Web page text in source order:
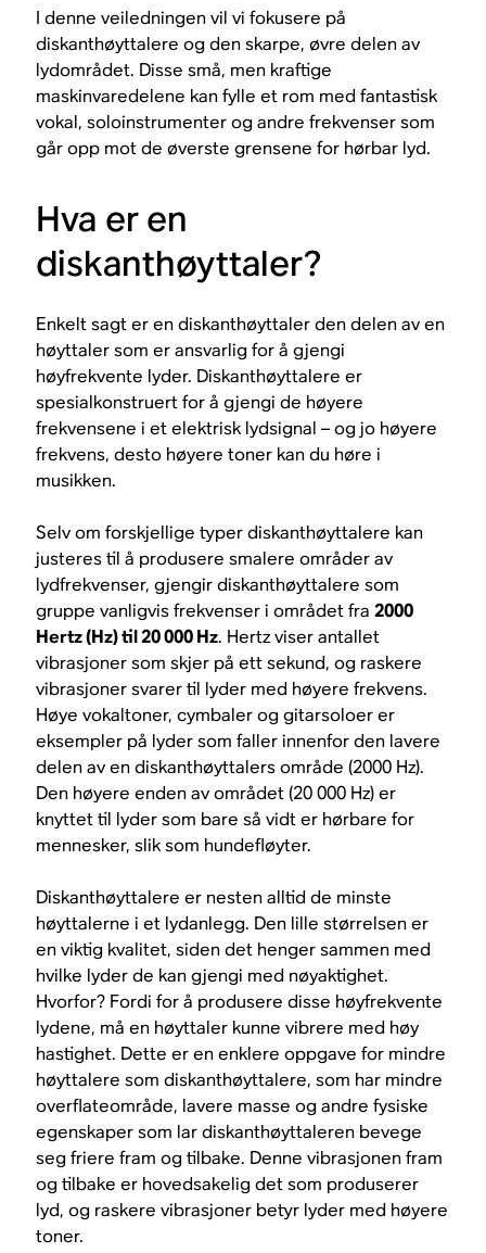
I denne veiledningen vil vi fokusere på
diskanthøyttalere og den skarpe, øvre delen av
lydområdet. Disse små, men kraftige
maskinvaredelene kan fylle et rom med fantastisk
vokal, soloinstrumenter og andre frekvenser som
går opp mot de øverste grensene for hørbar lyd.
Hva er en
diskanthøyttaler?
Enkelt sagt er en diskanthøyttaler den delen av en
høyttaler som er ansvarlig for å gjengi
høyfrekvente lyder. Diskanthøyttalere er
spesialkonstruert for å gjengi de høyere
frekvensene i et elektrisk lydsignal – og jo høyere
frekvens, desto høyere toner kan du høre i
musikken.
Selv om forskjellige typer diskanthøyttalere kan
justeres til å produsere smalere områder av
lydfrekvenser, gjengir diskanthøyttalere som
gruppe vanligvis frekvenser i området fra2000
Hertz (Hz) til 20 000 Hz. Hertz viser antallet
vibrasjoner som skjer på ett sekund, og raskere
vibrasjoner svarer til lyder med høyere frekvens.
Høye vokaltoner, cymbaler og gitarsoloer er
eksempler på lyder som faller innenfor den lavere
delen av en diskanthøyttalers område (2000 Hz).
Den høyere enden av området (20 000 Hz) er
knyttet til lyder som bare så vidt er hørbare for
mennesker, slik som hundefløyter.
Diskanthøyttalere er nesten alltid de minste
høyttalerne i et lydanlegg. Den lille størrelsen er
en viktig kvalitet, siden det henger sammen med
hvilke lyder de kan gjengi med nøyaktighet.
Hvorfor? Fordi for å produsere disse høyfrekvente
lydene, må en høyttaler kunne vibrere med høy
hastighet. Dette er en enklere oppgave for mindre
høyttalere som diskanthøyttalere, som har mindre
overflateområde, lavere masse og andre fysiske
egenskaper som lar diskanthøyttaleren bevege
seg friere fram og tilbake. Denne vibrasjonen fram
og tilbake er hovedsakelig det som produserer
lyd, og raskere vibrasjoner betyr lyder med høyere
toner.